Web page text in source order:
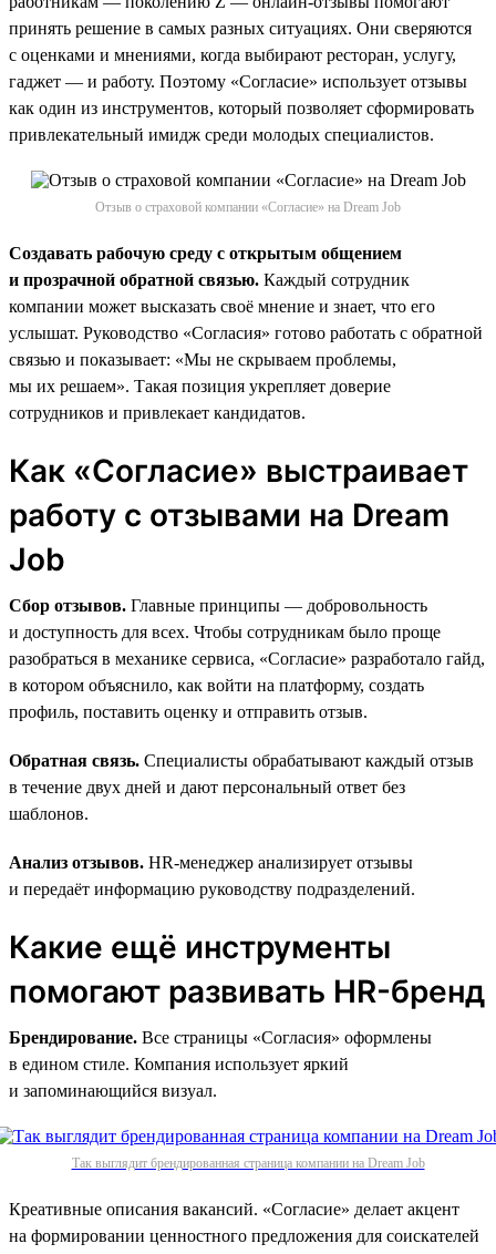
принять решение в самых разных ситуациях. Они сверяются
с оценками и мнениями, когда выбирают ресторан, услугу,
гаджет — и работу. Поэтому «Согласие» использует отзывы
как один из инструментов, который позволяет сформировать
привлекательный имидж среди молодых специалистов.
Отзыв о страховой компании «Согласие» на Dream Job
Создавать рабочую среду с открытым общением
и прозрачной обратной связью. Каждый сотрудник
компании может высказать своё мнение и знает, что его
услышат. Руководство «Согласия» готово работать с обратной
связью и показывает: «Мы не скрываем проблемы,
мы их решаем». Такая позиция укрепляет доверие
сотрудников и привлекает кандидатов.
Как «Согласие» выстраивает
работу с отзывами на Dream
Job
Сбор отзывов. Главные принципы — добровольность
и доступность для всех. Чтобы сотрудникам было проще
разобраться в механике сервиса, «Согласие» разработало гайд,
в котором объяснило, как войти на платформу, создать
профиль, поставить оценку и отправить отзыв.
Обратная связь. Специалисты обрабатывают каждый отзыв
в течение двух дней и дают персональный ответ без
шаблонов.
Анализ отзывов. HR-менеджер анализирует отзывы
и передаёт информацию руководству подразделений.
Какие ещё инструменты
помогают развивать HR-бренд
Брендирование. Все страницы «Согласия» оформлены
в едином стиле. Компания использует яркий
и запоминающийся визуал.
Так выглядит брендированная страница компании на Dream Job
Креативные описания вакансий. «Согласие» делает акцент
на формировании ценностного предложения для соискателей